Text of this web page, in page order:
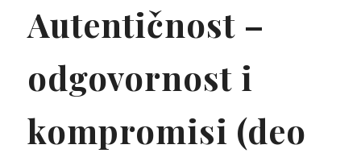
Autentičnost –
odgovornost i
kompromisi (deo